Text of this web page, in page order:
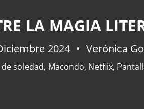
LA MAGIA
2024 Verónica
soledad, Macondo, Netflix,